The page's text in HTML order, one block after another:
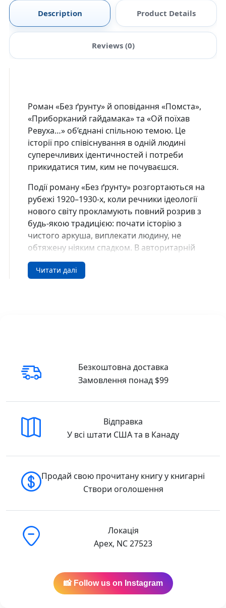
Description Product Details
Reviews (0)
Роман «Без ґрунту» й оповідання «Помста»,
«Приборканий гайдамака» та «Ой поїхав
Ревуха…» об’єднані спільною темою. Це
історії про співіснування в одній людині
суперечливих ідентичностей і потреби
прикидатися тим, ким не почуваєшся.
Події роману «Без ґрунту» розгортаються на
рубежі 1920–1930-х, коли речники ідеології
нового світу прокламують повний розрив з
будь-якою традицією: почати історію з
чистого аркуша, виплекати людину, не
обтяжену ніяким спадком. В авторитарній
державі вождь має стати єдиним об’єктом
поклоніння.
масок, що часом приростають до облич, та
інтелектуальної втечі від страшної
Про серію «Неканонічний канон»
Міркуючи про канон української літератури,
Нечуй-Левицький. Хоча насправді цей
перелік значно більший та
допомогою якої ми хочемо поговорити про
всіх тих, кого ми не знали, чиї тексти ми
перевідкрити знайомих незнайомців. У ній
ви знайдете цілий спектр українських
Читати далі
Безкоштовна доставка
Замовлення понад $99
Відправка
У всі штати США та в Канаду
Продай свою прочитану книгу у книгарні
Створи оголошення
Локація
Apex, NC 27523
📸 Follow us on Instagram